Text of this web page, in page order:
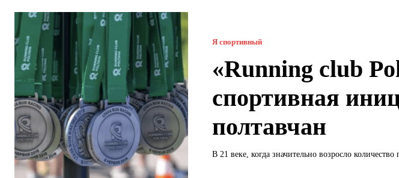
Я спортивный
«Running club
спортивная
полтавчан
В 21 веке, когда значительно возросло